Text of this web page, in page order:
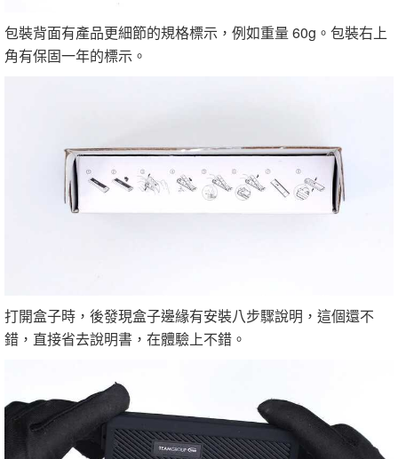
包裝背面有產品更細節的規格標示，例如重量 60g。包裝右上
角有保固一年的標示。
打開盒子時，後發現盒子邊緣有安裝八步驟說明，這個還不
錯，直接省去說明書，在體驗上不錯。